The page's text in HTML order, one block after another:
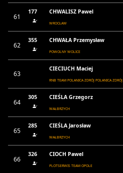
61
177 CHWALISZ Pawel
WROCŁAW
62
355 CHWAŁA Przemysław
POWOLNY WOLICE
63
CIECIUCH Maciej
RNB TEAM POLANICA ZDRÓJ POLANICA ZDRÓJ
64
305 CIEŚLA Grzegorz
WAŁBRZYCH
65
285 CIEŚLA Jarosław
WAŁBRZYCH
66
326 CIOCH Pawel
PLOTSERWIS TEAM OPOLE